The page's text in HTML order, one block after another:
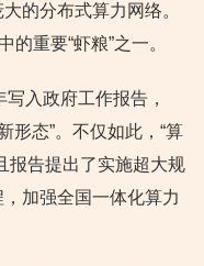
的分布式算力网络。
的重要“虾粮”之一。
入政府工作报告，
形态”。不仅如此，“算
报告提出了实施超大规
加强全国一体化算力